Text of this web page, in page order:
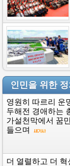
인민을 위한 정
영원히 따르리 운
두해전 경애하는
가설천막에서 꿈
들으며
더 열렬하고 더 혁